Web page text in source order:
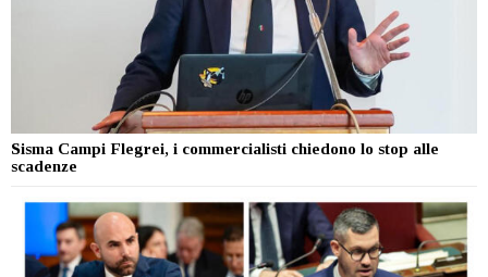
Sisma Campi Flegrei, i commercialisti chiedono lo stop alle
scadenze